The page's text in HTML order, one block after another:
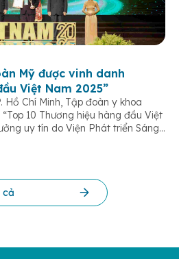
Mỹ được vinh danh
Việt Nam 2025”
Chí Minh, Tập đoàn y khoa
10 Thương hiệu hàng đầu Việt
uy tín do Viện Phát triển Sáng
Châu Á […]
cả